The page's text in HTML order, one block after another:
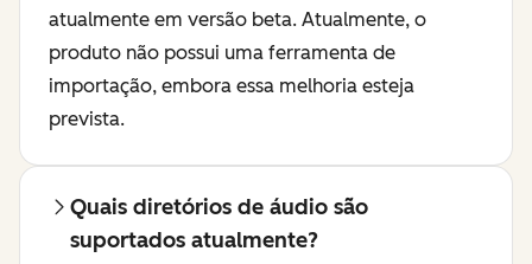
atualmente em versão beta. Atualmente, o
produto não possui uma ferramenta de
importação, embora essa melhoria esteja
prevista.
Quais diretórios de áudio são
suportados atualmente?